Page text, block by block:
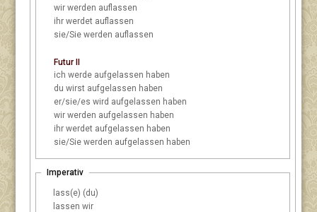
wir werden auflassen
ihr werdet auflassen
sie/Sie werden auflassen
Futur II
ich werde aufgelassen haben
du wirst aufgelassen haben
er/sie/es wird aufgelassen haben
wir werden aufgelassen haben
ihr werdet aufgelassen haben
sie/Sie werden aufgelassen haben
Imperativ
lass(e) (du)
lassen wir